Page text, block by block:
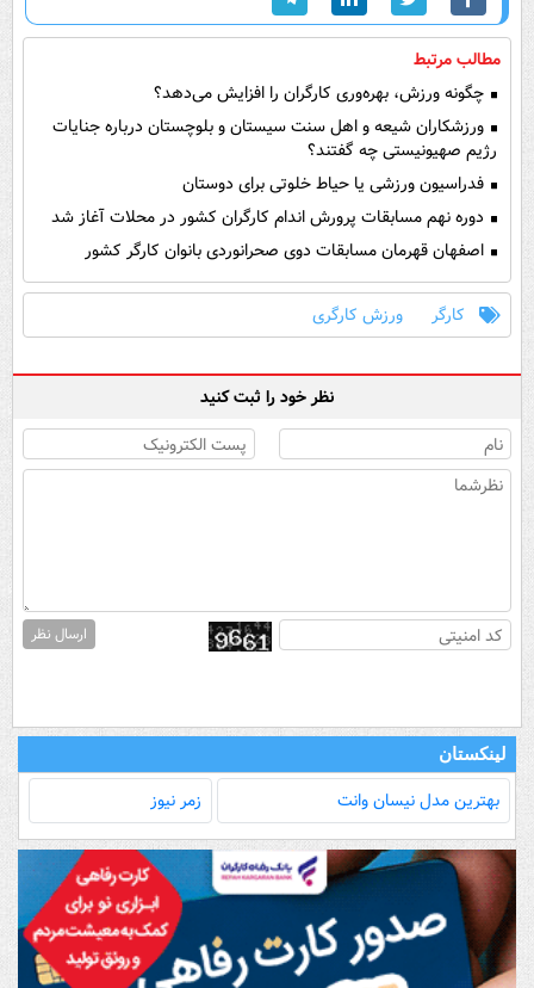
مطالب مرتبط
چگونه ورزش، بهره‌وری کارگران را افزایش می‌دهد؟
ورزشکاران شیعه و اهل سنت سیستان و بلوچستان درباره جنایات
رژیم صهیونیستی چه گفتند؟
فدراسیون ورزشی یا حیاط خلوتی برای دوستان
دوره نهم مسابقات پرورش اندام کارگران کشور در محلات آغاز شد
اصفهان قهرمان مسابقات دوی صحرانوردی بانوان کارگر کشور
کارگر ورزش کارگری
نظر خود را ثبت کنید
ارسال نظر
لینکستان
بهترین مدل‌ نیسان وانت زمر نیوز